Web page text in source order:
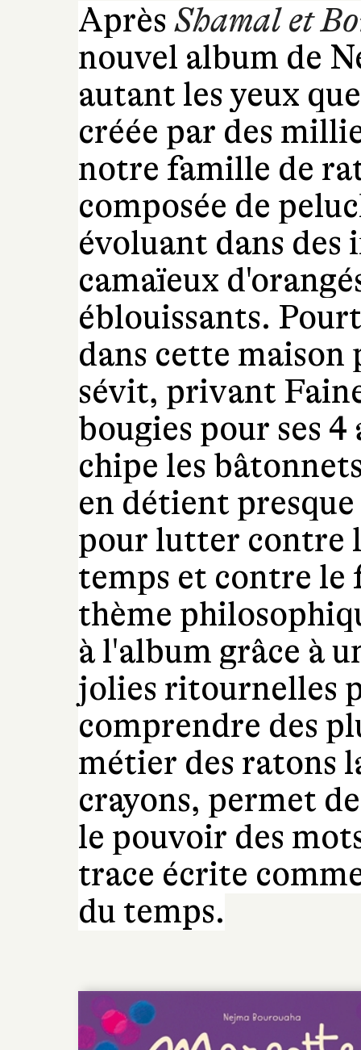
Après Shamal et
nouvel album de
autant les yeux
créée par des
notre famille de
composée de
évoluant dans
camaïeux
éblouissants.
dans cette maison
sévit, privant
bougies pour ses
chipe les
en détient presque
pour lutter contre
temps et contre le
thème
à l'album grâce à
jolies ritournelles
comprendre des
métier des ratons
crayons, permet
le pouvoir des
trace écrite
du temps.